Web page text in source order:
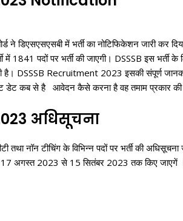
ने डिएसएसएसबी में भर्ती का नोटिफिकेशन जारी कर
में 1841 पदों पर भर्ती की जाएगी। DSSSB इस
है। DSSSB Recruitment 2023 इसकी संपूर्ण
कब से है आवेदन कैसे करना है वह तमाम प्रकार की
अधिसूचना
तथा नॉन टीचिंग के विभिन्न पदों पर भर्ती की
अगस्त 2023 से 15 सितंबर 2023 तक किए जाएगें । वह